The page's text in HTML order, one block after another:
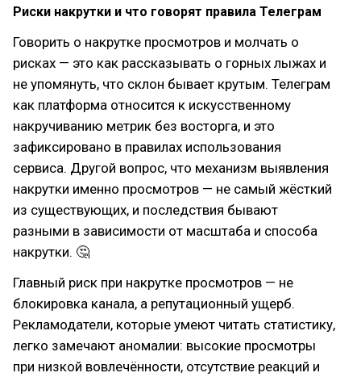
Риски накрутки и что говорят правила Телеграм
Говорить о накрутке просмотров и молчать о
рисках — это как рассказывать о горных лыжах и
не упомянуть, что склон бывает крутым. Телеграм
как платформа относится к искусственному
накручиванию метрик без восторга, и это
зафиксировано в правилах использования
сервиса. Другой вопрос, что механизм выявления
накрутки именно просмотров — не самый жёсткий
из существующих, и последствия бывают
разными в зависимости от масштаба и способа
накрутки. 🤔
Главный риск при накрутке просмотров — не
блокировка канала, а репутационный ущерб.
Рекламодатели, которые умеют читать статистику,
легко замечают аномалии: высокие просмотры
при низкой вовлечённости, отсутствие реакций и